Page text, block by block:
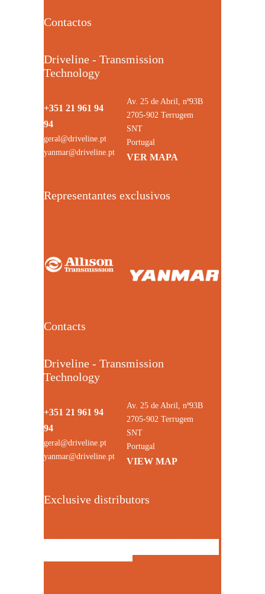
Contactos
Driveline - Transmission
Technology
+351 21 961 94
94
geral@driveline.pt
yanmar@driveline.pt
Av. 25 de Abril, nº93B
2705-902 Terrugem
SNT
Portugal
VER MAPA
Representantes exclusivos
Contacts
Driveline - Transmission
Technology
+351 21 961 94
94
geral@driveline.pt
yanmar@driveline.pt
Av. 25 de Abril, nº93B
2705-902 Terrugem
SNT
Portugal
VIEW MAP
Exclusive distributors